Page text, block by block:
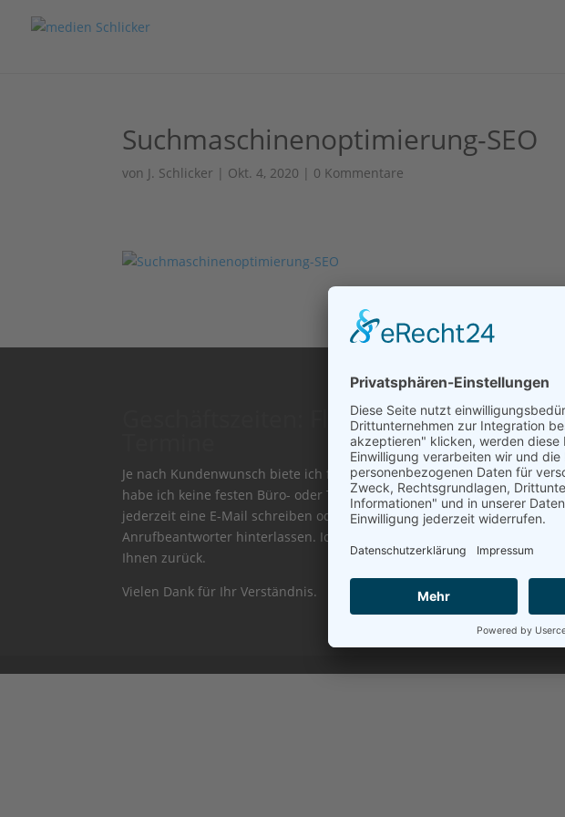
Suchmaschinenoptimierung-SEO
von J. Schlicker | Okt. 4, 2020 | 0 Kommentare
Geschäftszeiten: Flexibilität für Ihre
Je nach Kundenwunsch biete ich flexibel (Beratungs-)Termine an. Daher
habe ich keine festen Büro- oder Telefonzeiten. Gerne können Sie mir
jederzeit eine E-Mail schreiben oder eine Nachricht auf dem
Anrufbeantworter hinterlassen. Ich melde mich so bald wie möglich bei
Ihnen zurück.
Vielen Dank für Ihr Verständnis.